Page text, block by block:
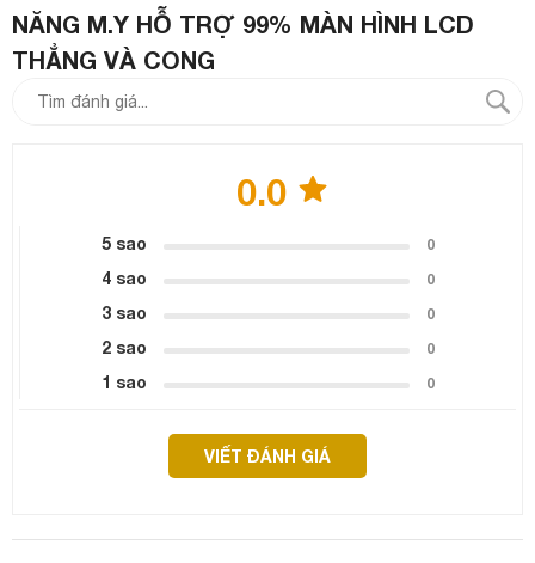
NĂNG M.Y HỖ TRỢ 99% MÀN HÌNH LCD
THẲNG VÀ CONG
0.0
5 sao 0
4 sao 0
3 sao 0
2 sao 0
1 sao 0
VIẾT ĐÁNH GIÁ